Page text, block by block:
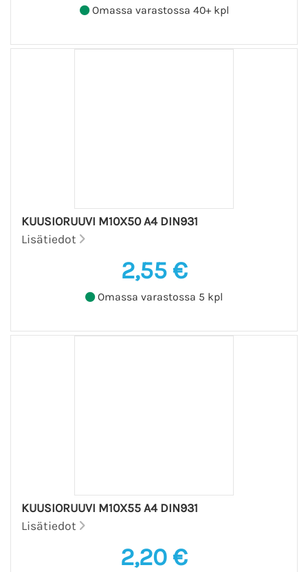
Omassa varastossa 40+ kpl
KUUSIORUUVI M10X50 A4 DIN931
Lisätiedot
2,55 €
Omassa varastossa 5 kpl
KUUSIORUUVI M10X55 A4 DIN931
Lisätiedot
2,20 €